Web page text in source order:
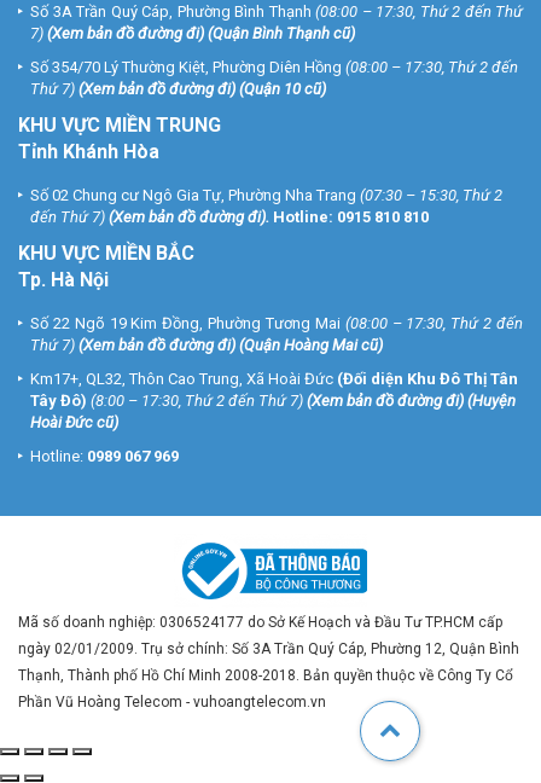
Số 3A Trần Quý Cáp, Phường Bình Thạnh (08:00 – 17:30, Thứ 2 đến Thứ
7) (Xem bản đồ đường đi) (Quận Bình Thạnh cũ)
Số 354/70 Lý Thường Kiệt, Phường Diên Hồng (08:00 – 17:30, Thứ 2 đến
Thứ 7) (Xem bản đồ đường đi) (Quận 10 cũ)
KHU VỰC MIỀN TRUNG
Tỉnh Khánh Hòa
Số 02 Chung cư Ngô Gia Tự, Phường Nha Trang (07:30 – 15:30, Thứ 2
đến Thứ 7) (Xem bản đồ đường đi). Hotline: 0915 810 810
KHU VỰC MIỀN BẮC
Tp. Hà Nội
Số 22 Ngõ 19 Kim Đồng, Phường Tương Mai (08:00 – 17:30, Thứ 2 đến
Thứ 7) (Xem bản đồ đường đi) (Quận Hoàng Mai cũ)
Km17+, QL32, Thôn Cao Trung, Xã Hoài Đức (Đối diện Khu Đô Thị Tân
Tây Đô) (8:00 – 17:30, Thứ 2 đến Thứ 7) (Xem bản đồ đường đi) (Huyện
Hoài Đức cũ)
Hotline: 0989 067 969
Mã số doanh nghiệp: 0306524177 do Sở Kế Hoạch và Đầu Tư TP.HCM cấp
ngày 02/01/2009. Trụ sở chính: Số 3A Trần Quý Cáp, Phường 12, Quận Bình
Thạnh, Thành phố Hồ Chí Minh 2008-2018. Bản quyền thuộc về Công Ty Cổ
Phần Vũ Hoàng Telecom - vuhoangtelecom.vn